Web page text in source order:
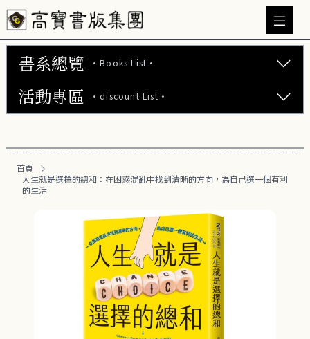
書系總覽 ·Books List·
文學小說 (737)
商業財經 (100)
醫療保健 (55)
親子教養 (13)
人文史哲 (73)
活動專區 ·discount List·
【2本7折】高寶小說系列全圖鑑書展
【66折】高寶小說系列全圖鑑書展
首頁
人生就是選擇的總和：在困惑混亂中找到清晰的方向，為自己選一個有利
的生活